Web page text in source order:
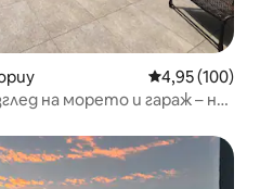
Средна
4,95 (100)
на морето и гараж – не
гостите